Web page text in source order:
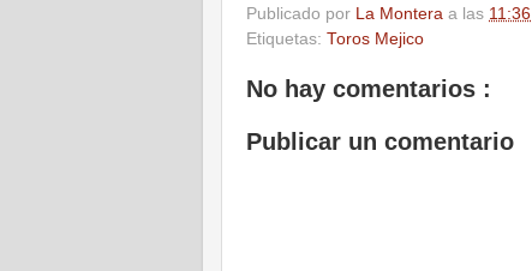
Publicado por La Montera a las 11:36
Etiquetas: Toros Mejico
No hay comentarios :
Publicar un comentario